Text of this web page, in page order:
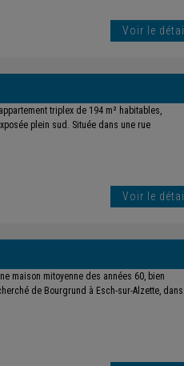
Voir le détail
triplex de 194 m² habitables,
plein sud. Située dans une rue
Voir le détail
maison mitoyenne des années 60, bien
de Bourgrund à Esch-sur-Alzette, dans